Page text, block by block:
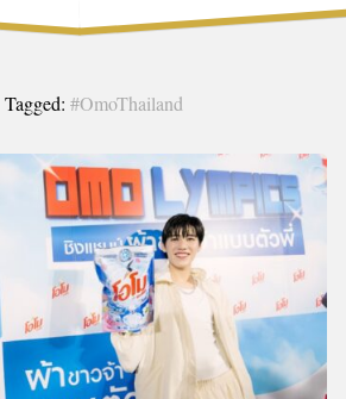
Tagged: #OmoThailand